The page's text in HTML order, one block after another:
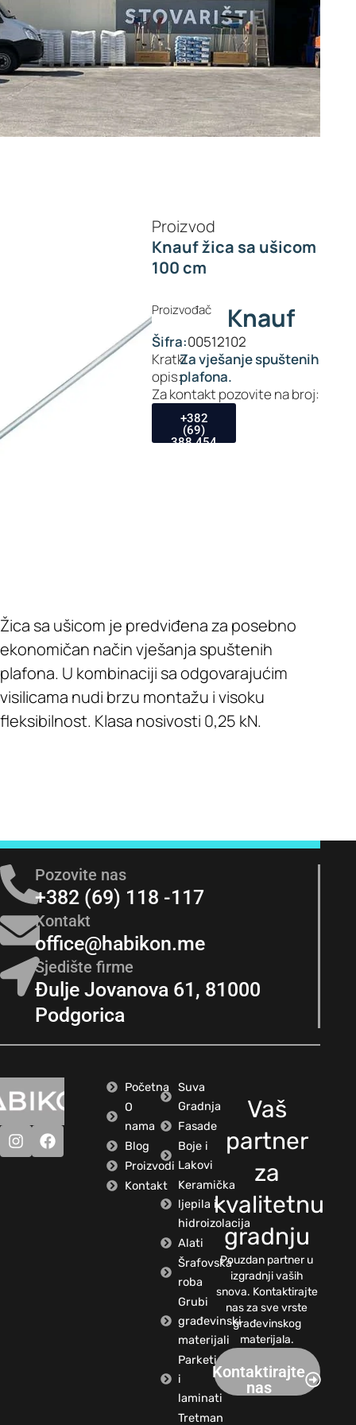
Proizvod
Knauf žica sa ušicom
100 cm
Proizvođač Knauf
Šifra:00512102
Kratki
opis:
Za vješanje spuštenih
plafona.
Za kontakt pozovite na broj:
+382
(69)
388 454
Žica sa ušicom je predviđena za posebno
ekonomičan način vješanja spuštenih
plafona. U kombinaciji sa odgovarajućim
visilicama nudi brzu montažu i visoku
fleksibilnost. Klasa nosivosti 0,25 kN.
Pozovite nas
+382 (69) 118 -117
Kontakt
office@habikon.me
Sjedište firme
Đulje Jovanova 61, 81000
Podgorica
Početna
O
nama
Blog
Proizvodi
Kontakt
Suva
Gradnja
Fasade
Boje i
Lakovi
Keramička
ljepila i
hidroizolacija
Alati
Šrafovska
roba
Grubi
građevinski
materijali
Parketi
i
laminati
Tretman
Vaš
partner
za
kvalitetnu
gradnju
Pouzdan partner u
izgradnji vaših
snova. Kontaktirajte
nas za sve vrste
građevinskog
materijala.
Kontaktirajte
nas